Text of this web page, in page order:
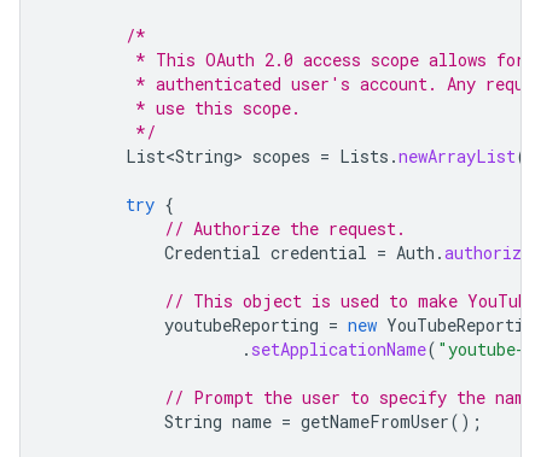
/*
* This OAuth 2.0 access scope allows for
* authenticated user's account. Any
         * use this scope.
         */
List<String> scopes = Lists .newArrayList(
try {
// Authorize the request.
Credential credential = Auth .authorize
// This object is used to make
youtubeReporting = new
. setApplicationName( "youtube-
// Prompt the user to specify the
String name = getNameFromUser();